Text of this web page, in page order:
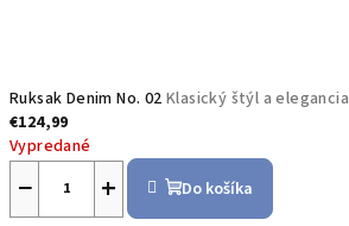
Ruksak Denim No. 02Klasický štýl a elegancia
€124,99
Vypredané
+
− Do košíka